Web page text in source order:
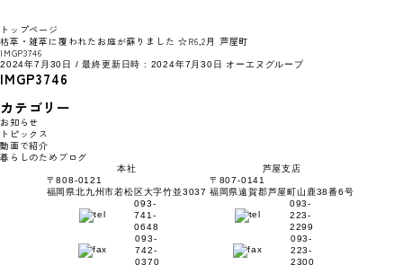
トップページ
枯草・雑草に覆われたお庭が蘇りました ☆R6,2月 芦屋町
IMGP3746
2024年7月30日 / 最終更新日時 : 2024年7月30日 オーエヌグループ
IMGP3746
カテゴリー
お知らせ
トピックス
動画で紹介
暮らしのためブログ
本社
〒808-0121
福岡県北九州市若松区大字竹並3037
093-
741-
0648
093-
742-
0370
芦屋支店
〒807-0141
福岡県遠賀郡芦屋町山鹿38番6号
093-
223-
2299
093-
223-
2300